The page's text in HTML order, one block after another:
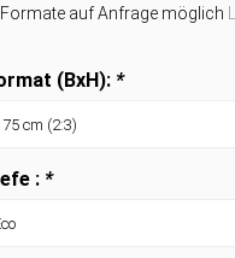
Formate auf Anfrage möglich
(BxH): *
: *